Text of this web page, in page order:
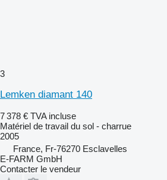
3
Lemken diamant 140
7 378 € TVA incluse
Matériel de travail du sol - charrue
2005
France, Fr-76270 Esclavelles
E-FARM GmbH
Contacter le vendeur